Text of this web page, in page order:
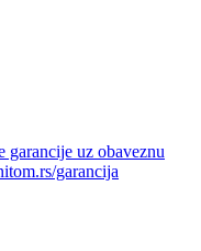
garancije uz obaveznu
garancija